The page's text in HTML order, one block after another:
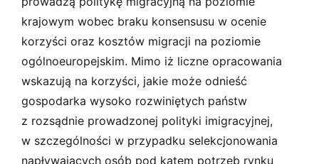
krajowym wobec braku konsensusu w ocenie
korzyści oraz kosztów migracji na poziomie
ogólnoeuropejskim. Mimo iż liczne opracowania
wskazują na korzyści, jakie może odnieść
gospodarka wysoko rozwiniętych państw
z rozsądnie prowadzonej polityki imigracyjnej,
w szczególności w przypadku selekcjonowania
napływających osób pod kątem potrzeb rynku